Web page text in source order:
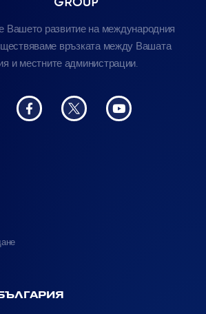
Вашето развитие на международния
връзката между Вашата
и местните администрации.
БЪЛГАРИЯ